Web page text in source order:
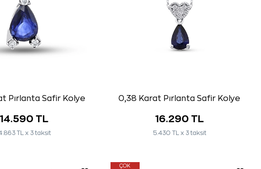
Pırlanta Safir Kolye
14.590 TL
TL x 3 taksit
0,38 Karat Pırlanta Safir Kolye
16.290 TL
5.430 TL x 3 taksit
ÇOK